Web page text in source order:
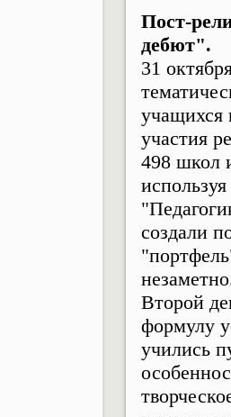
Пост-
дебют".
31
учащихся
участия
498 школ
создали
Второй
формулу
учились